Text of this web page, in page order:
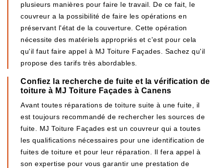
plusieurs manières pour faire le travail. De ce fait, le
couvreur a la possibilité de faire les opérations en
préservant l'état de la couverture. Cette opération
nécessite des matériels appropriés et c'est pour cela
qu'il faut faire appel à MJ Toiture Façades. Sachez qu'il
propose des tarifs très abordables.
Confiez la recherche de fuite et la vérification de
toiture à MJ Toiture Façades à Canens
Avant toutes réparations de toiture suite à une fuite, il
est toujours recommandé de rechercher les sources de
fuite. MJ Toiture Façades est un couvreur qui a toutes
les qualifications nécessaires pour une identification de
fuites de toiture et pour leur réparation. Il fera appel à
son expertise pour vous garantir une prestation de